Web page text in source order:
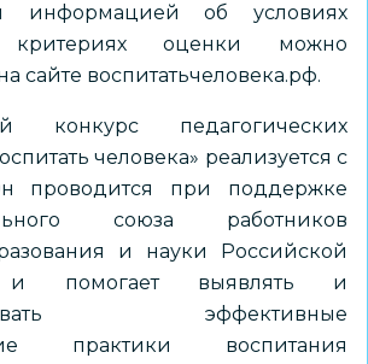
информацией об условиях
оценки можно
сайте воспитатьчеловека.рф.
конкурс педагогических
человека» реализуется с
проводится при поддержке
союза работников
и науки Российской
и помогает выявлять и
эффективные
практики воспитания